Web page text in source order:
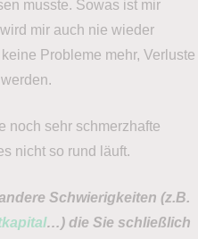
musste. Sowas ist mir
mir auch nie wieder
Probleme mehr, Verluste
noch sehr schmerzhafte
nicht so rund läuft.
Schwierigkeiten (z.B.
…) die Sie schließlich